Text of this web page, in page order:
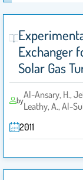
Exchanger
Solar Gas
byAl-Ansary, H.,
Leathy, A., Al-
2011